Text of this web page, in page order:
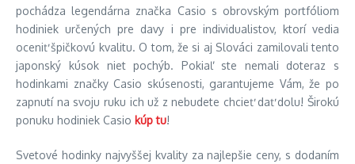
pochádza legendárna značka Casio s obrovským portfóliom
hodiniek určených pre davy i pre individualistov, ktorí vedia
oceniť špičkovú kvalitu. O tom, že si aj Slováci zamilovali tento
japonský kúsok niet pochýb. Pokiaľ ste nemali doteraz s
hodinkami značky Casio skúsenosti, garantujeme Vám, že po
zapnutí na svoju ruku ich už z nebudete chcieť dať dolu! Širokú
ponuku hodiniek Casio kúp tu!
Svetové hodinky najvyššej kvality za najlepšie ceny, s dodaním